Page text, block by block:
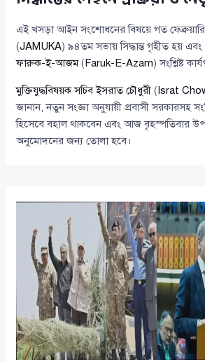
এই খসড়া আইন সংশোধনের বিষয়ে গত
(JAMUKA) ৯৪তম সভায় সিদ্ধান্ত গৃহীত হয় এবং
ফারুক-ই-আজম( Faruk-E-Azam) সংশ্লিষ্ট
মুক্তিযুদ্ধবিষয়ক সচিব ইসরাত চৌধুরী ( Israt
জানান, নতুন সংজ্ঞা অনুযায়ী প্রবাসী সরকারসহ
হিসেবে বহাল থাকবেন এবং আজ বৃহস্পতিবার
অনুমোদনের জন্য তোলা হবে।